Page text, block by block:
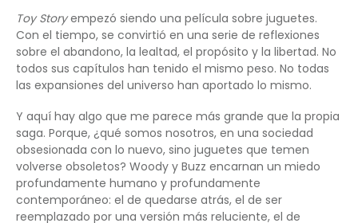
Toy Storyempezó siendo una película sobre juguetes.
Con el tiempo, se convirtió en una serie de reflexiones
sobre el abandono, la lealtad, el propósito y la libertad. No
todos sus capítulos han tenido el mismo peso. No todas
las expansiones del universo han aportado lo mismo.
Y aquí hay algo que me parece más grande que la propia
saga. Porque, ¿qué somos nosotros, en una sociedad
obsesionada con lo nuevo, sino juguetes que temen
volverse obsoletos? Woody y Buzz encarnan un miedo
profundamente humano y profundamente
contemporáneo: el de quedarse atrás, el de ser
reemplazado por una versión más reluciente, el de